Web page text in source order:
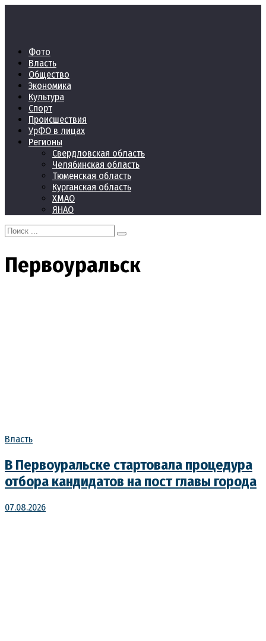
Фото
Власть
Общество
Экономика
Культура
Спорт
Происшествия
УрФО в лицах
Регионы
Свердловская область
Челябинская область
Тюменская область
Курганская область
ХМАО
ЯНАО
Search
for:
Первоуральск
Власть
В Первоуральске стартовала процедура
отбора кандидатов на пост главы города
07.08.2026